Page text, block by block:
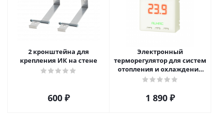
2 кронштейна для
крепления ИК на стене
600₽
Электронный
терморегулятор для систем
отопления и охлаждения
IMA-1.0
1 890 ₽